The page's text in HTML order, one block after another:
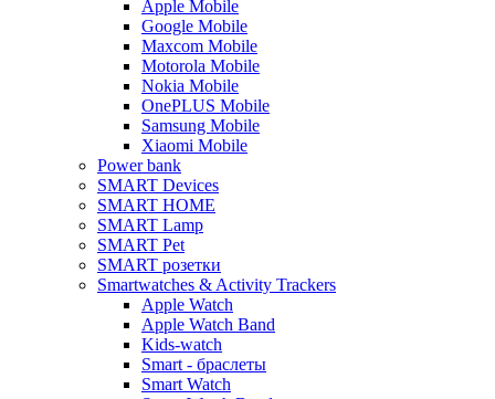
Apple Mobile
Google Mobile
Maxcom Mobile
Motorola Mobile
Nokia Mobile
OnePLUS Mobile
Samsung Mobile
Xiaomi Mobile
Power bank
SMART Devices
SMART HOME
SMART Lamp
SMART Pet
SMART розетки
Smartwatches & Activity Trackers
Apple Watch
Apple Watch Band
Kids-watch
Smart - браслеты
Smart Watch